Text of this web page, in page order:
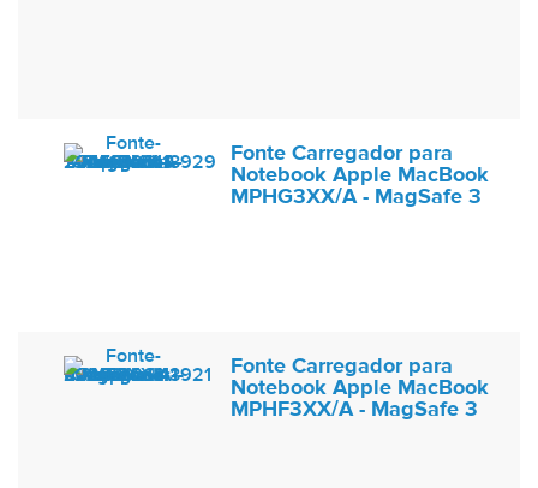
Fonte Carregador para
Notebook Apple MacBook
MPHG3XX/A - MagSafe 3
Fonte Carregador para
Notebook Apple MacBook
MPHF3XX/A - MagSafe 3